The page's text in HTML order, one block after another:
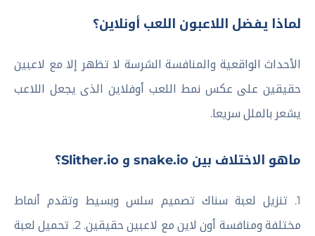
لماذا يفضل اللاعبون اللعب أونلاين؟
الأحداث الواقعية والمنافسة الشرسة لا تظهر إلا مع لاعبين
حقيقين على عكس نمط اللعب أوفلاين الذى يجعل اللاعب
يشعر بالملل سريعا.
ماهو الاختلاف بين snake.io و Slither.io؟
1. تنزيل لعبة سناك تصميم سلس وبسيط وتقدم أنماط
مختلفة ومنافسة أون لاين مع لاعبين حقيقين. 2. تحميل لعبة